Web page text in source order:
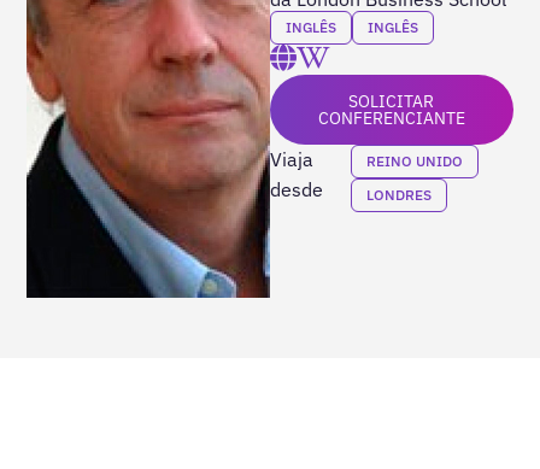
INGLÊS INGLÊS
SOLICITAR
CONFERENCIANTE
Viaja
desde
REINO UNIDO
LONDRES